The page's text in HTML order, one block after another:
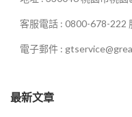
客服電話 : 0800-678-222
電子郵件 :
最新文章